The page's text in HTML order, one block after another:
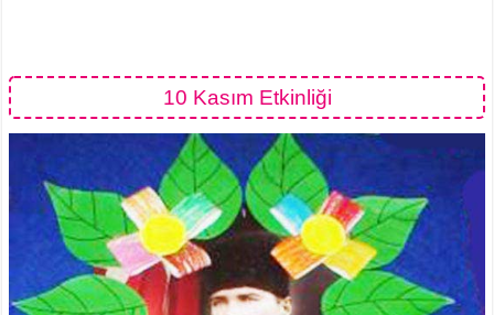
10 Kasım Etkinliği